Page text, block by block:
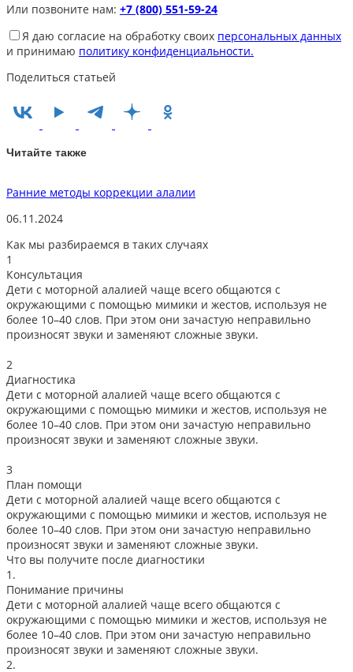
Или позвоните нам: +7 (800) 551-59-24
Я даю согласие на обработку своих персональных данных
и принимаю политику конфиденциальности.
Поделиться статьей
Читайте также
Ранние методы коррекции алалии
06.11.2024
Как мы разбираемся в таких случаях
1
Консультация
Дети с моторной алалией чаще всего общаются с
окружающими с помощью мимики и жестов, используя не
более 10–40 слов. При этом они зачастую неправильно
произносят звуки и заменяют сложные звуки.
2
Диагностика
Дети с моторной алалией чаще всего общаются с
окружающими с помощью мимики и жестов, используя не
более 10–40 слов. При этом они зачастую неправильно
произносят звуки и заменяют сложные звуки.
3
План помощи
Дети с моторной алалией чаще всего общаются с
окружающими с помощью мимики и жестов, используя не
более 10–40 слов. При этом они зачастую неправильно
произносят звуки и заменяют сложные звуки.
Что вы получите после диагностики
1.
Понимание причины
Дети с моторной алалией чаще всего общаются с
окружающими с помощью мимики и жестов, используя не
более 10–40 слов. При этом они зачастую неправильно
произносят звуки и заменяют сложные звуки.
2.